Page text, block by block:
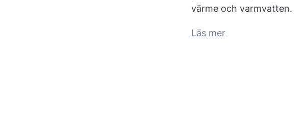
värme och varmvatten.
Läs mer